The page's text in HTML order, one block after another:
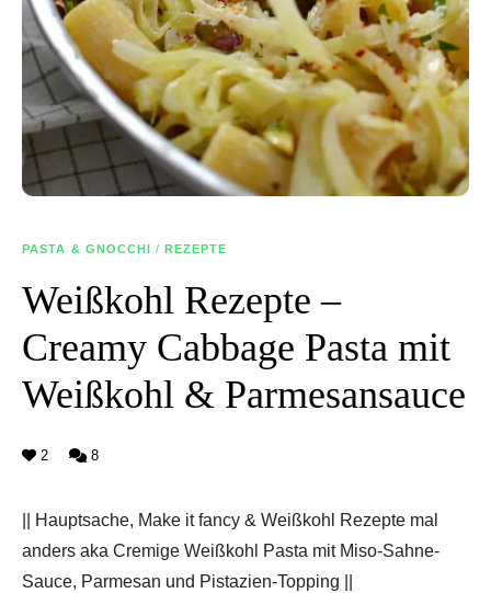
PASTA & GNOCCHI / REZEPTE
Weißkohl Rezepte –
Creamy Cabbage Pasta mit
Weißkohl & Parmesansauce
2 8
|| Hauptsache, Make it fancy & Weißkohl Rezepte mal
anders aka Cremige Weißkohl Pasta mit Miso-Sahne-
Sauce, Parmesan und Pistazien-Topping ||